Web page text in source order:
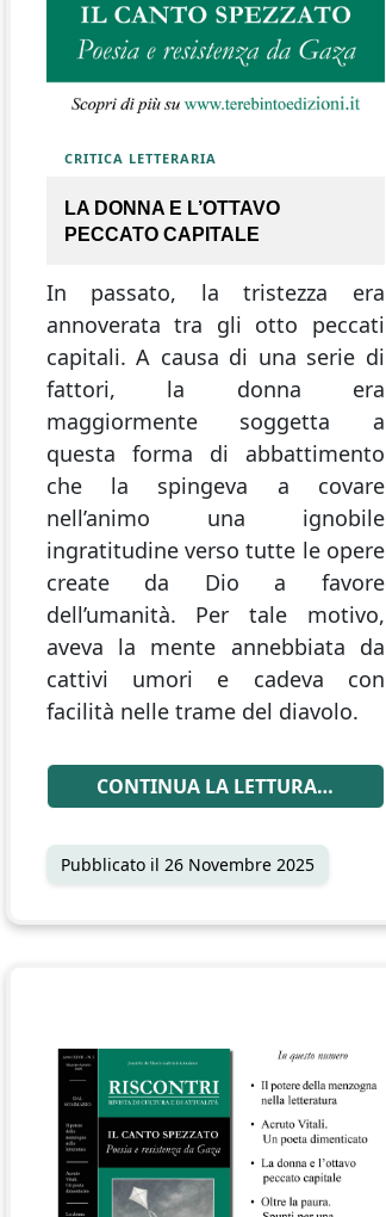
CRITICA LETTERARIA
LA DONNA E L’OTTAVO
PECCATO CAPITALE
In passato, la tristezza era
annoverata tra gli otto peccati
capitali. A causa di una serie di
fattori, la donna era
maggiormente soggetta a
questa forma di abbattimento
che la spingeva a covare
nell’animo una ignobile
ingratitudine verso tutte le opere
create da Dio a favore
dell’umanità. Per tale motivo,
aveva la mente annebbiata da
cattivi umori e cadeva con
facilità nelle trame del diavolo.
CONTINUA LA LETTURA…
Pubblicato il 26 Novembre 2025